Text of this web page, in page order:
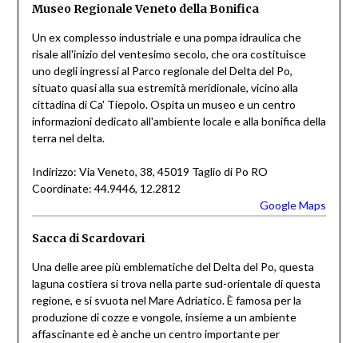
Museo Regionale Veneto della Bonifica
Un ex complesso industriale e una pompa idraulica che
risale all'inizio del ventesimo secolo, che ora costituisce
uno degli ingressi al Parco regionale del Delta del Po,
situato quasi alla sua estremità meridionale, vicino alla
cittadina di Ca' Tiepolo. Ospita un museo e un centro
informazioni dedicato all'ambiente locale e alla bonifica della
terra nel delta.
Indirizzo: Via Veneto, 38, 45019 Taglio di Po RO
Coordinate: 44.9446, 12.2812
Google Maps
Sacca di Scardovari
Una delle aree più emblematiche del Delta del Po, questa
laguna costiera si trova nella parte sud-orientale di questa
regione, e si svuota nel Mare Adriatico. È famosa per la
produzione di cozze e vongole, insieme a un ambiente
affascinante ed è anche un centro importante per